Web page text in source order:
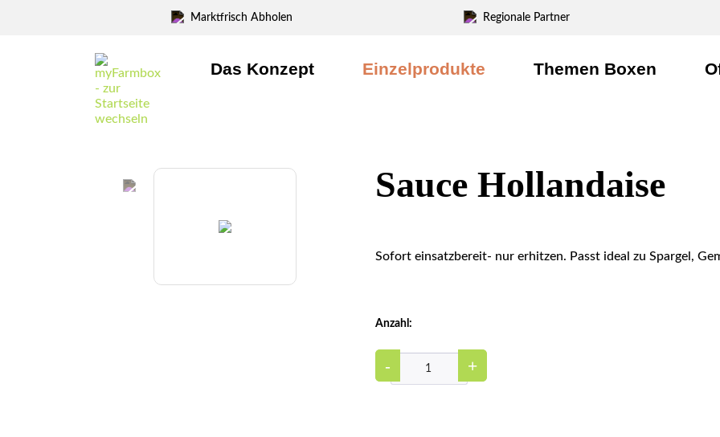
Marktfrisch Abholen Regionale Partner
Das Konzept Einzelprodukte Themen Boxen
Sauce Hollandaise
Sofort einsatzbereit- nur erhitzen. Passt ideal zu Spargel,
Anzahl:
- +